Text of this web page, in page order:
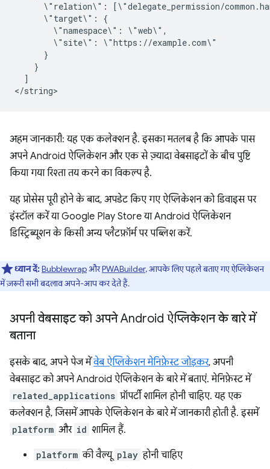
\"relation\":
\"target\":
\"namespace\":
\"site\":
]
अहम जानकारी: यह एक कलेक्शन है. इसका मतलब है कि आपके पास
अपने Android ऐप्लिकेशन और एक से ज़्यादा वेबसाइटों के बीच पुष्टि
किया गया रिश्ता तय करने का विकल्प है.
यह प्रोसेस पूरी होने के बाद, अपडेट किए गए ऐप्लिकेशन को डिवाइस पर
इंस्टॉल करें या Google Play Store या Android ऐप्लिकेशन
डिस्ट्रिब्यूशन के किसी अन्य प्लैटफ़ॉर्म पर पब्लिश करें.
ध्यान दें:BubblewrapऔरPWABuilder, आपके लिए पहले बताए गए ऐप्लिकेशन
में ज़रूरी सभी बदलाव अपने-आप कर देते हैं.
अपनी वेबसाइट को अपने Android ऐप्लिकेशन के बारे में
बताना
इसके बाद, अपने पेज मेंवेब ऐप्लिकेशन मेनिफ़ेस्ट जोड़कर, अपनी
वेबसाइट को अपने Android ऐप्लिकेशन के बारे में बताएं. मेनिफ़ेस्ट में
related_applications प्रॉपर्टी शामिल होनी चाहिए. यह एक
कलेक्शन है, जिसमें आपके ऐप्लिकेशन के बारे में जानकारी होती है. इसमें
platform और id शामिल हैं.
platform की वैल्यू play होनी चाहिए